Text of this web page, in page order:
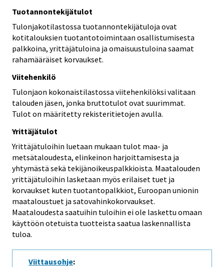
Tuotannontekijätulot
Tulonjakotilastossa tuotannontekijätuloja ovat
kotitalouksien tuotantotoimintaan osallistumisesta
palkkoina, yrittäjätuloina ja omaisuustuloina saamat
rahamääräiset korvaukset.
Viitehenkilö
Tulonjaon kokonaistilastossa viitehenkilöksi valitaan
talouden jäsen, jonka bruttotulot ovat suurimmat.
Tulot on määritetty rekisteritietojen avulla.
Yrittäjätulot
Yrittäjätuloihin luetaan mukaan tulot maa- ja
metsätaloudesta, elinkeinon harjoittamisesta ja
yhtymästä sekä tekijänoikeuspalkkioista. Maatalouden
yrittäjätuloihin lasketaan myös erilaiset tuet ja
korvaukset kuten tuotantopalkkiot, Euroopan unionin
maataloustuet ja satovahinkokorvaukset.
Maataloudesta saatuihin tuloihin ei ole laskettu omaan
käyttöön otetuista tuotteista saatua laskennallista
tuloa.
Viittausohje: